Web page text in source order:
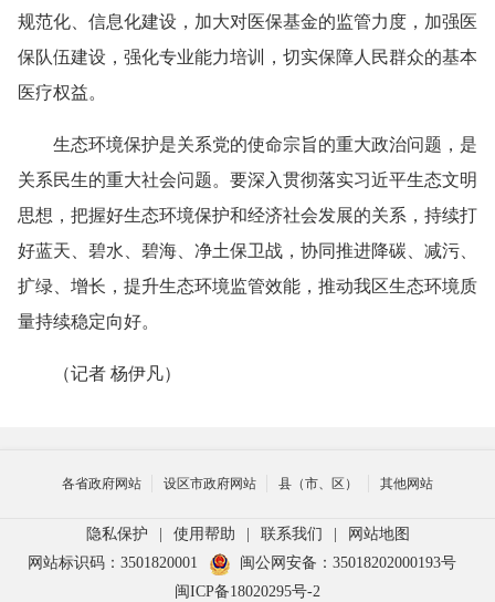
规范化、信息化建设，加大对医保基金的监管力度，加强医
保队伍建设，强化专业能力培训，切实保障人民群众的基本
医疗权益。
生态环境保护是关系党的使命宗旨的重大政治问题，是
关系民生的重大社会问题。要深入贯彻落实习近平生态文明
思想，把握好生态环境保护和经济社会发展的关系，持续打
好蓝天、碧水、碧海、净土保卫战，协同推进降碳、减污、
扩绿、增长，提升生态环境监管效能，推动我区生态环境质
量持续稳定向好。
（记者 杨伊凡）
各省政府网站 设区市政府网站 县（市、区） 其他网站
隐私保护 使用帮助 联系我们
网站地图
网站标识码：3501820001
闽公网安备：35018202000193号
闽ICP备18020295号-2